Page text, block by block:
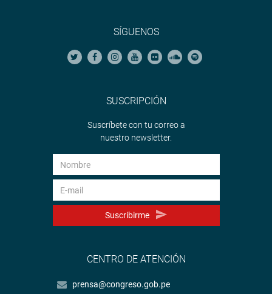
SÍGUENOS
SUSCRIPCIÓN
Suscríbete con tu correo a
nuestro newsletter.
Suscribirme
CENTRO DE ATENCIÓN
prensa@congreso.gob.pe